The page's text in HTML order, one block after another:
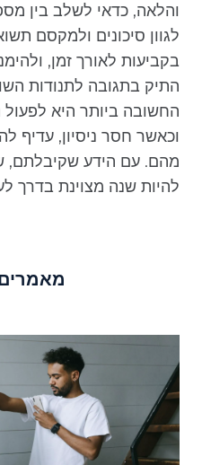
והלאה, כדאי לשלב בין
לגוון סיכונים ולמקסם
בקביעות לאורך זמן,
התיק בתגובה לתנודות
החשובה ביותר היא לפעול
וכאשר חסר ניסיון, עדיף
להיות שנה מצוינת בדרך
מאמרים